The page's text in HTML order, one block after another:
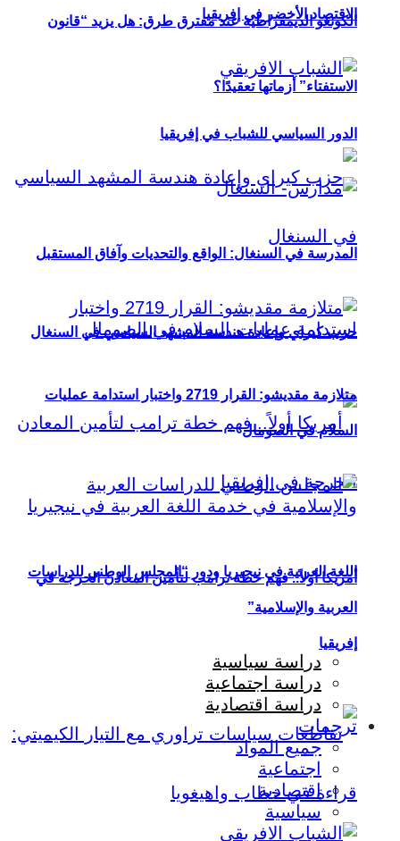
الكونغو الديمقراطية عند مفترق طرق: هل يزيد “قانون
الاستفتاء” أزماتها تعقيدًا؟
حزب كيراي وإعادة هندسة المشهد السياسي في السنغال
أمريكا أولاً.. فهم خطة ترامب لتأمين المعادن الحرجة في
إفريقيا
الاقتصاد الأخضر في إفريقيا
الدور السياسي للشباب في إفريقيا
المدرسة في السنغال: الواقع والتحديات وآفاق المستقبل
متلازمة مقديشو: القرار 2719 واختبار استدامة عمليات
السلام في الصومال
اللغة العربية في نيجيريا ودور “المجلس الوطني للدراسات
العربية والإسلامية”
دراسة سياسية
دراسة اجتماعية
دراسة اقتصادية
ترجمات
جميع المواد
اجتماعية
اقتصادية
سياسية